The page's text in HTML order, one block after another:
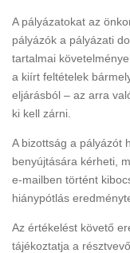
A pályázatokat az
pályázók a pályázati
tartalmai
a kiírt feltételek
eljárásból – az arra
ki kell zárni.
A bizottság a pályázót
benyújtására kérheti,
e-mailben történt
hiánypótlás
Az értékelést követő
tájékoztatja a